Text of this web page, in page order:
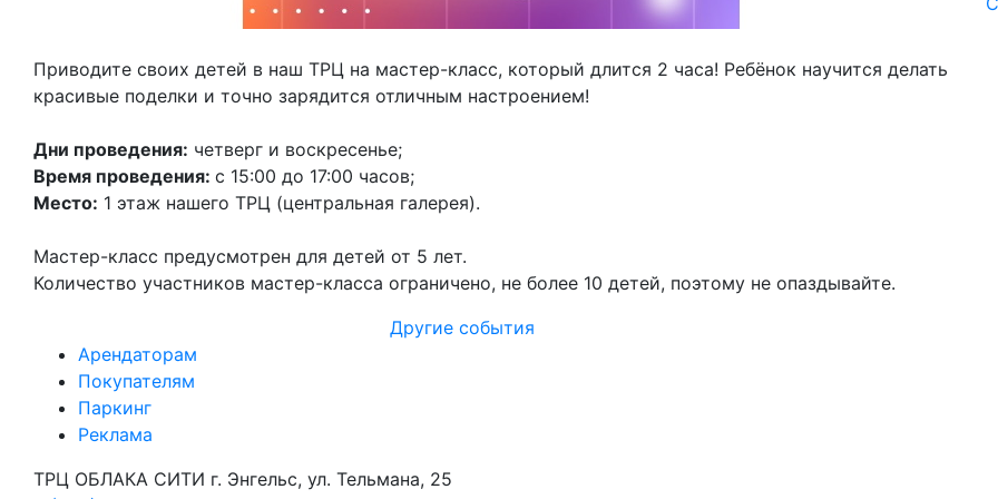
Приводите своих детей в наш ТРЦ на мастер-класс, который длится 2 часа! Ребёнок научится делать
красивые поделки и точно зарядится отличным настроением!
Дни проведения: четверг и воскресенье;
Время проведения: с 15:00 до 17:00 часов;
Место: 1 этаж нашего ТРЦ (центральная галерея).
Мастер-класс предусмотрен для детей от 5 лет.
Количество участников мастер-класса ограничено, не более 10 детей, поэтому не опаздывайте.
Другие события
Арендаторам
Покупателям
Паркинг
Реклама
ТРЦ ОБЛАКА СИТИ г. Энгельс, ул. Тельмана, 25